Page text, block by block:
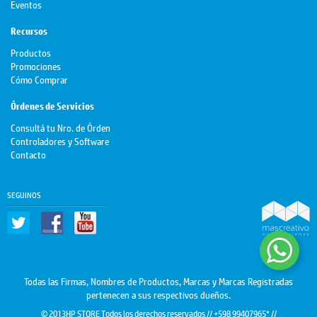
Eventos
Recursos
Productos
Promociones
Cómo Comprar
Órdenes de Servicios
Consultá tu Nro. de Órden
Controladores y Software
Contacto
SEGUINOS
Todas las Firmas, Nombres de Productos, Marcas y Marcas Registradas
pertenecen a sus respectivos dueños.
© 2013HP STORE Todos los derechos reservados // +598 99407965* //